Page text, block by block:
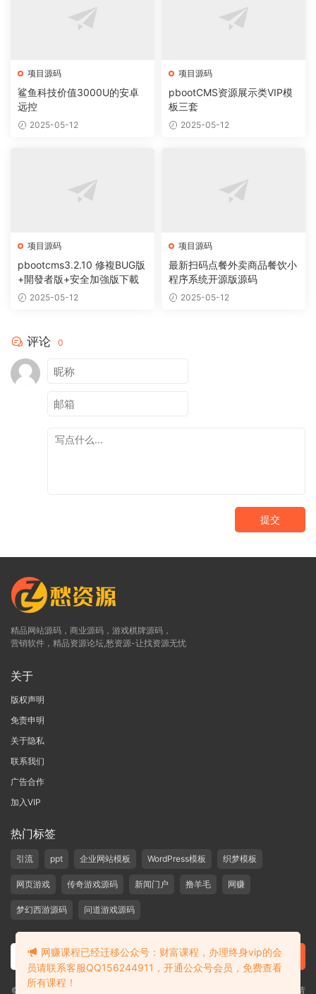
项目源码
鲨鱼科技价值3000U的安卓
远控
2025-05-12
项目源码
pbootCMS资源展示类VIP模
板三套
2025-05-12
项目源码
pbootcms3.2.10 修複BUG版
+開發者版+安全加強版下載
2025-05-12
项目源码
最新扫码点餐外卖商品餐饮小
程序系统开源版源码
2025-05-12
评论 0
提交
精品网站源码，商业源码，游戏棋牌源码，
营销软件，精品资源论坛,愁资源-让找资源无忧
关于
版权声明
免责申明
关于隐私
联系我们
广告合作
加入VIP
热门标签
引流 ppt 企业网站模板 WordPress模板 织梦模板
网页游戏 传奇游戏源码 新闻门户 撸羊毛 网赚
梦幻西游源码 问道游戏源码
©2019-2020 愁资源 站内大部分资源收集于网络，若侵犯了您的合法权益，请
网赚课程已经迁移公众号：财富课程，办理终身vip的会
员请联系客服QQ156244911，开通公众号会员，免费查看
所有课程！